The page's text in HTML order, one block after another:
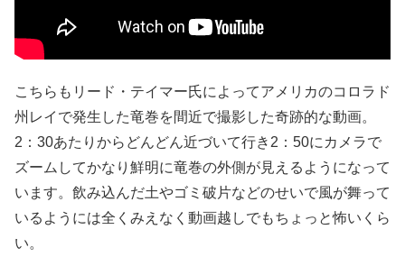
こちらもリード・テイマー氏によってアメリカのコロラド
州レイで発生した竜巻を間近で撮影した奇跡的な動画。
2：30あたりからどんどん近づいて行き2：50にカメラで
ズームしてかなり鮮明に竜巻の外側が見えるようになって
います。飲み込んだ土やゴミ破片などのせいで風が舞って
いるようには全くみえなく動画越しでもちょっと怖いくら
い。